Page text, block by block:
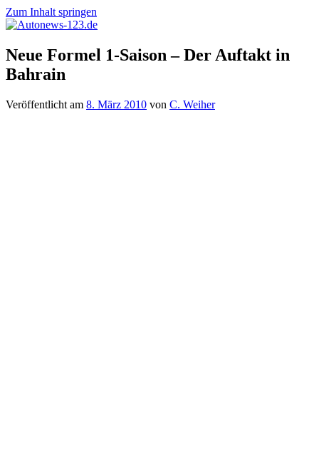
Zum Inhalt springen
Autonews-
123.de
Autonews
mit
Charme
Neue Formel 1-Saison – Der Auftakt in
Bahrain
Veröffentlicht am 8. März 2010 von C. Weiher